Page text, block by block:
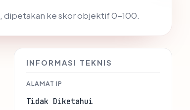
, dipetakan ke skor objektif 0-100.
INFORMASI TEKNIS
ALAMAT IP
Tidak Diketahui